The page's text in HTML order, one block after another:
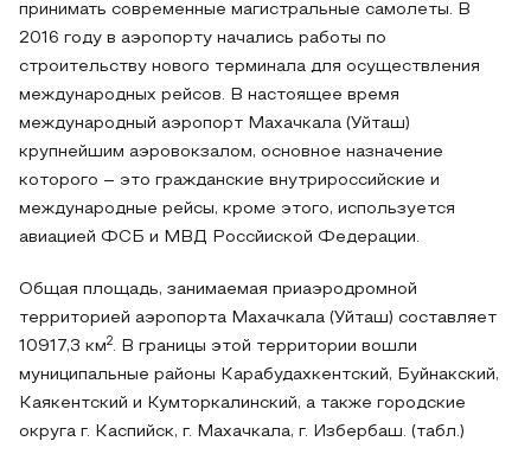
принимать современные магистральные самолеты. В
2016 году в аэропорту начались работы по
строительству нового терминала для осуществления
международных рейсов. В настоящее время
международный аэропорт Махачкала (Уйташ)
крупнейшим аэровокзалом, основное назначение
которого – это гражданские внутрироссийские и
международные рейсы, кроме этого, используется
авиацией ФСБ и МВД Россйиской Федерации.
Общая площадь, занимаемая приаэродромной
территорией аэропорта Махачкала (Уйташ) составляет
10917,3 км2. В границы этой территории вошли
муниципальные районы Карабудахкентский, Буйнакский,
Каякентский и Кумторкалинский, а также городские
округа г. Каспийск, г. Махачкала, г. Избербаш. (табл.)